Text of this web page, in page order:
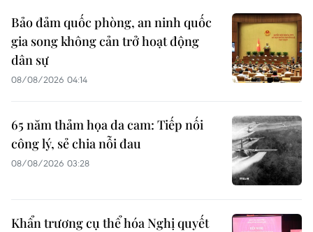
Bảo đảm quốc phòng, an ninh quốc
gia song không cản trở hoạt động
dân sự
08/08/2026 04:14
65 năm thảm họa da cam: Tiếp nối
công lý, sẻ chia nỗi đau
08/08/2026 03:28
Khẩn trương cụ thể hóa Nghị quyết